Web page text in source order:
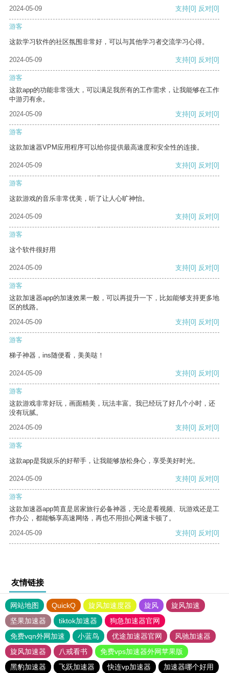
2024-05-09 支持[0] 反对[0]
游客
这款学习软件的社区氛围非常好，可以与其他学习者交流学习心得。
2024-05-09 支持[0] 反对[0]
游客
这款app的功能非常强大，可以满足我所有的工作需求，让我能够在工作
中游刃有余。
2024-05-09
支持[0] 反对[0]
游客
这款加速器VPM应用程序可以给你提供最高速度和安全性的连接。
2024-05-09 支持[0] 反对[0]
游客
这款游戏的音乐非常优美，听了让人心旷神怡。
2024-05-09 支持[0] 反对[0]
游客
这个软件很好用
2024-05-09 支持[0] 反对[0]
游客
这款加速器app的加速效果一般，可以再提升一下，比如能够支持更多地
区的线路。
2024-05-09
支持[0] 反对[0]
游客
梯子神器，ins随便看，美美哒！
2024-05-09 支持[0] 反对[0]
游客
这款游戏非常好玩，画面精美，玩法丰富。我已经玩了好几个小时，还
没有玩腻。
2024-05-09
支持[0] 反对[0]
游客
这款app是我娱乐的好帮手，让我能够放松身心，享受美好时光。
2024-05-09 支持[0] 反对[0]
游客
这款加速器app简直是居家旅行必备神器，无论是看视频、玩游戏还是工
作办公，都能畅享高速网络，再也不用担心网速卡顿了。
2024-05-09
支持[0] 反对[0]
友情链接
网站地图 QuickQ 旋风加速度器 旋风
旋风加速
坚果加速器
tiktok加速器
狗急加速器官网
免费vqn外网加速
小蓝鸟 优途加速器官网
风驰加速器
旋风加速器
八戒看书
免费vps加速器外网苹果版
黑豹加速器
飞跃加速器 快连vp加速器 加速器哪个好用